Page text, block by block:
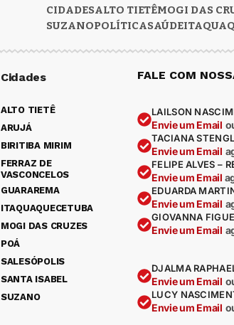
CIDADESALTO TIETÊMOGI DAS
SUZANOPOLÍTICASAÚDE
Cidades
ALTO TIETÊ
ARUJÁ
BIRITIBA MIRIM
FERRAZ DE
VASCONCELOS
GUARAREMA
ITAQUAQUECETUBA
MOGI DAS CRUZES
POÁ
SALESÓPOLIS
SANTA ISABEL
SUZANO
FALE COM
LAILSON
Envie um Email
TACIANA
Envie um Email
FELIPE ALVES –
Envie um Email
EDUARDA
Envie um Email
GIOVANNA
Envie um Email
DJALMA
Envie um Email
LUCY
Envie um Email